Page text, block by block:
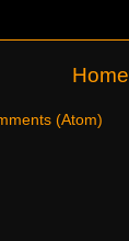
Home
(Atom)